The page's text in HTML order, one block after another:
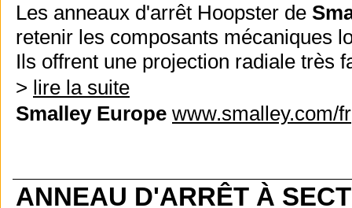
Les anneaux d'arrêt Hoopster de
retenir les composants mécaniques
Ils offrent une projection radiale très
> lire la suite
Smalley Europe www.smalley.com/fr
ANNEAU D'ARRÊT À